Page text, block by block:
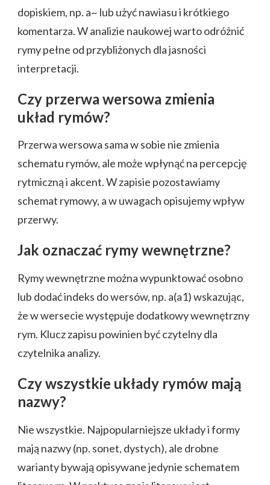
dopiskiem, np. a~ lub użyć nawiasu i krótkiego
komentarza. W analizie naukowej warto odróżnić
rymy pełne od przybliżonych dla jasności
interpretacji.
Czy przerwa wersowa zmienia
układ rymów?
Przerwa wersowa sama w sobie nie zmienia
schematu rymów, ale może wpłynąć na percepcję
rytmiczną i akcent. W zapisie pozostawiamy
schemat rymowy, a w uwagach opisujemy wpływ
przerwy.
Jak oznaczać rymy wewnętrzne?
Rymy wewnętrzne można wypunktować osobno
lub dodać indeks do wersów, np. a(a1) wskazując,
że w wersecie występuje dodatkowy wewnętrzny
rym. Klucz zapisu powinien być czytelny dla
czytelnika analizy.
Czy wszystkie układy rymów mają
nazwy?
Nie wszystkie. Najpopularniejsze układy i formy
mają nazwy (np. sonet, dystych), ale drobne
warianty bywają opisywane jedynie schematem